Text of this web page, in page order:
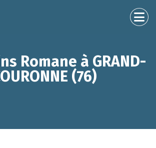
Romane à GRAND-
(76)